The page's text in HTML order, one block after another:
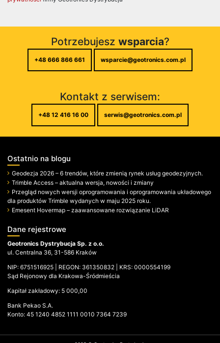
Potrzebujesz wsparcia?
+48 666 866 661 wsparcie@geotronics.com.pl
Kontakt z serwisem:
+48 12 416 16 00 serwis@geotronics.com.pl
Ostatnio na blogu
Geodezja 2026 – 6 trendów, które zmienią rynek usług geodezyjnych.
Trimble Access – aktualna wersja, nowości i zmiany
Przegląd nowych wersji oprogramowania i oprogramowania układowego
dla produktów Trimble wydanych w maju 2025 roku.
Emesent Hovermap – zaawansowane rozwiązanie LiDAR
Dane rejestrowe
Geotronics Dystrybucja Sp. z o.o.
ul. Centralna 36, 31-586 Kraków
NIP: 6751516925 | REGON: 361350832 | KRS: 0000554199
Sąd Rejonowy dla Krakowa-Śródmieścia
Kapitał zakładowy: 5 000,00
Bank Pekao S.A.
Konto: 45 1240 4852 1111 0010 7364 7239